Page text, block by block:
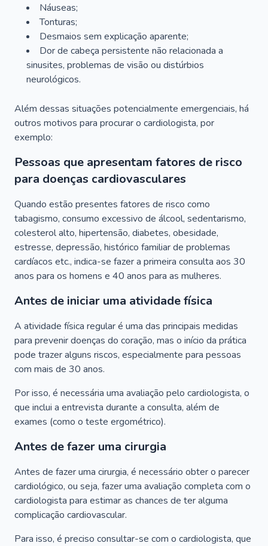
Náuseas;
Tonturas;
Desmaios sem explicação aparente;
Dor de cabeça persistente não relacionada a
sinusites, problemas de visão ou distúrbios
neurológicos.
Além dessas situações potencialmente emergenciais, há
outros motivos para procurar o cardiologista, por
exemplo:
Pessoas que apresentam fatores de risco
para doenças cardiovasculares
Quando estão presentes fatores de risco como
tabagismo, consumo excessivo de álcool, sedentarismo,
colesterol alto, hipertensão, diabetes, obesidade,
estresse, depressão, histórico familiar de problemas
cardíacos etc., indica-se fazer a primeira consulta aos 30
anos para os homens e 40 anos para as mulheres.
Antes de iniciar uma atividade física
A atividade física regular é uma das principais medidas
para prevenir doenças do coração, mas o início da prática
pode trazer alguns riscos, especialmente para pessoas
com mais de 30 anos.
Por isso, é necessária uma avaliação pelo cardiologista, o
que inclui a entrevista durante a consulta, além de
exames (como o teste ergométrico).
Antes de fazer uma cirurgia
Antes de fazer uma cirurgia, é necessário obter o parecer
cardiológico, ou seja, fazer uma avaliação completa com o
cardiologista para estimar as chances de ter alguma
complicação cardiovascular.
Para isso, é preciso consultar-se com o cardiologista, que